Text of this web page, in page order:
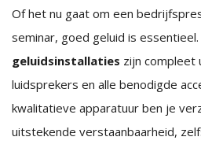
Of het nu gaat om een
seminar, goed geluid is essentieel.
geluidsinstallaties zijn compleet
luidsprekers en alle benodigde
kwalitatieve apparatuur ben je
uitstekende verstaanbaarheid,